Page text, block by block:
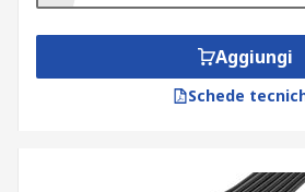
Aggiungi
Schede